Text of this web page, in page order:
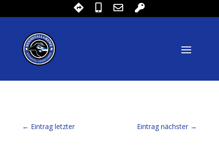
← Eintrag letzter Eintrag nächster →